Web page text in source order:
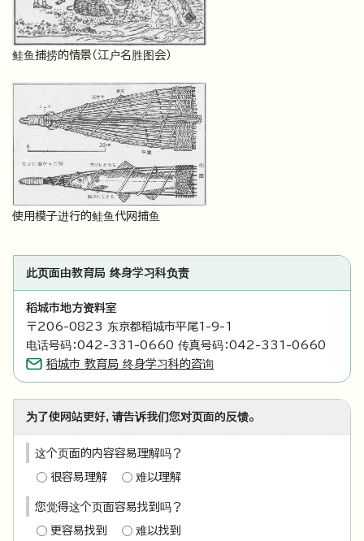
鲑鱼捕捞的情景（江户名胜图会）
使用模子进行的鲑鱼代网捕鱼
此页面由教育局 终身学习科负责
稻城市地方资料室
〒206-0823 东京都稻城市平尾1-9-1
电话号码：042-331-0660 传真号码：042-331-0660
稻城市 教育局 终身学习科的咨询
为了使网站更好，请告诉我们您对页面的反馈。
这个页面的内容容易理解吗？
很容易理解 难以理解
您觉得这个页面容易找到吗？
更容易找到 难以找到